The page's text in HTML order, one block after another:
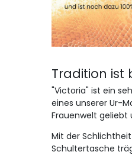
Tradition ist
"Victoria" ist ein
eines unserer Ur-
Frauenwelt
Mit der
Schultertasche